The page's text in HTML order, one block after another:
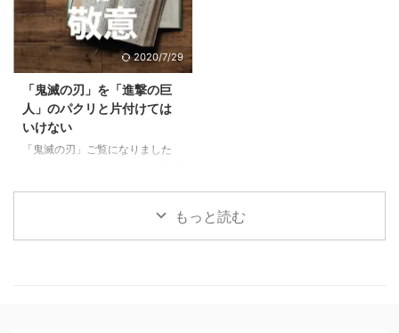
下記に当てはまる場合は出世から
遠ざかっている1.1 他の社員より
研修を受けていない＝あなたの期
待値が下がっている1.2 仕事の内
ずっとそれをやっていてくれ1.3
気にかけてくれる上役、上司がい
ない＝上がるエンジンがない2 そ
んな自分がこんな傾向に陥ってい
2020/7/29
「鬼滅の刃」を「進撃の巨
人」のパクリと片付けては
いけない
「鬼滅の刃」ご覧になりました
はそんなことない、作者にとても
敬意を表したく。稚拙ながら僕な
もっと読む